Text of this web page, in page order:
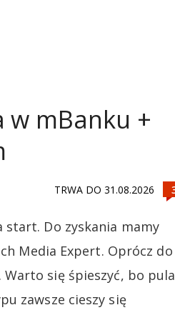
w mBanku +
TRWA DO 31.08.2026
start. Do zyskania mamy
Media Expert. Oprócz do
się śpieszyć, bo pula
zawsze cieszy się